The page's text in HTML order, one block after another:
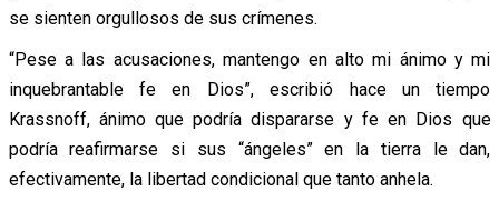
se sienten orgullosos de sus crímenes.
“Pese a las acusaciones, mantengo en alto mi ánimo y mi
inquebrantable fe en Dios”, escribió hace un tiempo
Krassnoff, ánimo que podría dispararse y fe en Dios que
podría reafirmarse si sus “ángeles” en la tierra le dan,
efectivamente, la libertad condicional que tanto anhela.